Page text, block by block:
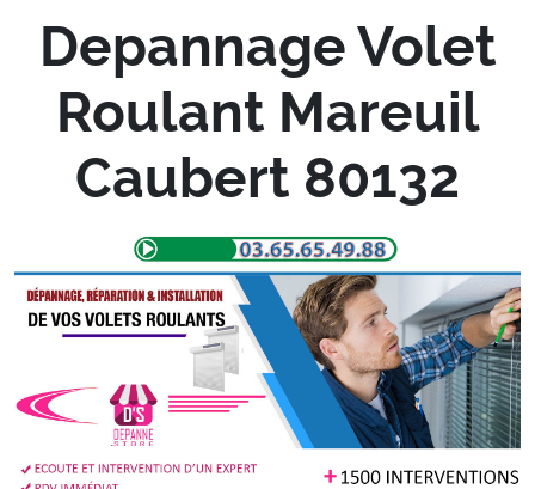
Depannage Volet
Roulant Mareuil
Caubert 80132